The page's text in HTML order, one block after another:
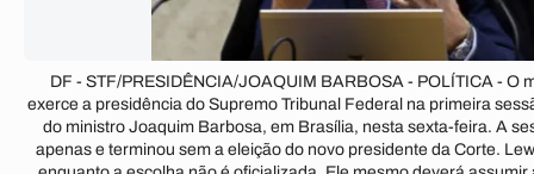
DF - STF/PRESIDÊNCIA/JOAQUIM BARBOSA - POLÍTICA - O
exerce a presidência do Supremo Tribunal Federal na primeira
do ministro Joaquim Barbosa, em Brasília, nesta sexta-feira. A
apenas e terminou sem a eleição do novo presidente da Corte.